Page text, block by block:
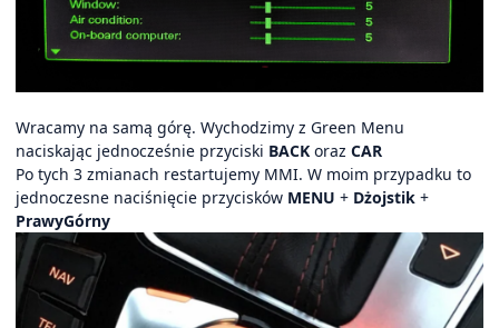
Wracamy na samą górę. Wychodzimy z Green Menu
naciskając jednocześnie przyciski BACK oraz CAR
Po tych 3 zmianach restartujemy MMI. W moim przypadku to
jednoczesne naciśnięcie przycisków MENU + Dżojstik +
PrawyGórny